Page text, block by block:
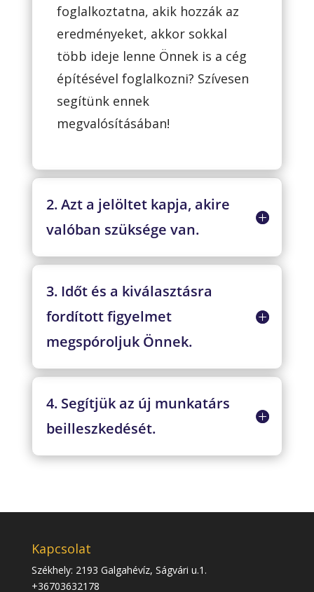
foglalkoztatna, akik hozzák az
eredményeket, akkor sokkal
több ideje lenne Önnek is a cég
építésével foglalkozni? Szívesen
segítünk ennek
megvalósításában!
2. Azt a jelöltet kapja, akire
valóban szüksége van.
3. Időt és a kiválasztásra
fordított figyelmet
megspóroljuk Önnek.
4. Segítjük az új munkatárs
beilleszkedését.
Kapcsolat
Székhely: 2193 Galgahévíz, Ságvári u.1.
+36703632178